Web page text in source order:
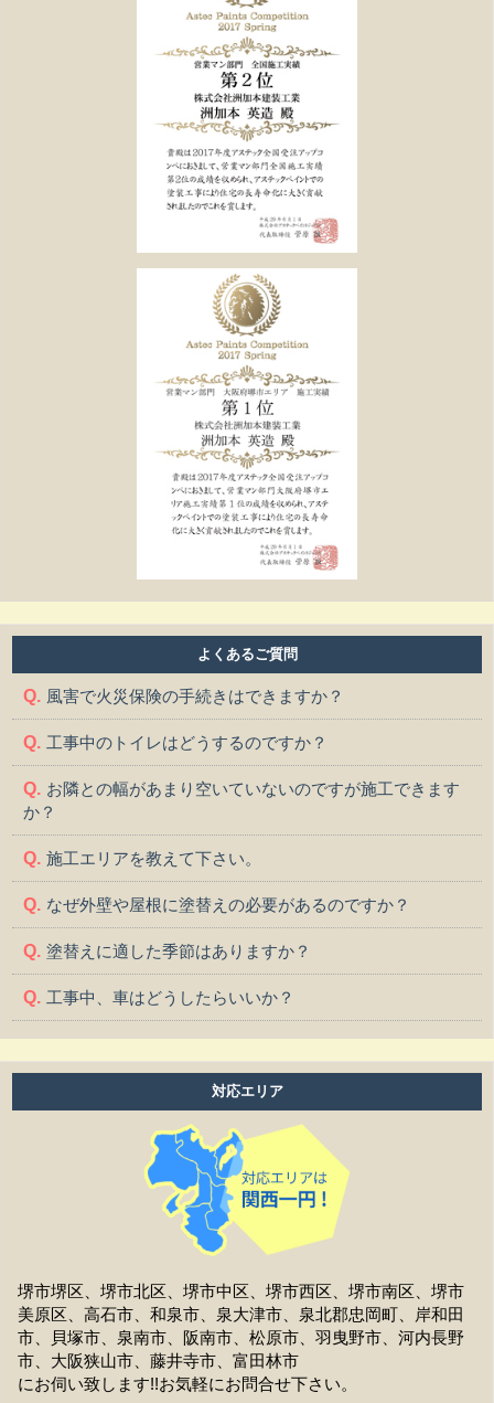
よくあるご質問
風害で火災保険の手続きはできますか？
工事中のトイレはどうするのですか？
お隣との幅があまり空いていないのですが施工できます
か？
施工エリアを教えて下さい。
なぜ外壁や屋根に塗替えの必要があるのですか？
塗替えに適した季節はありますか？
工事中、車はどうしたらいいか？
工事中、気になる事や相談などがある場合はどうすれば
よいですか？
工事中は留守をしても大丈夫ですか？
施工後の保証はどうなっていますか？
作業時間は何時から何時までですか？
家の周囲に荷物を置いてますが、どこまで片付ければよ
洗濯物は干せますか？
工事前の近隣への挨拶はどうなりますか？
対応エリア
堺市堺区、堺市北区、堺市中区、堺市西区、堺市南区、堺市
美原区、高石市、和泉市、泉大津市、泉北郡忠岡町、岸和田
市、貝塚市、泉南市、阪南市、松原市、羽曳野市、河内長野
市、大阪狭山市、藤井寺市、富田林市
にお伺い致します!!お気軽にお問合せ下さい。